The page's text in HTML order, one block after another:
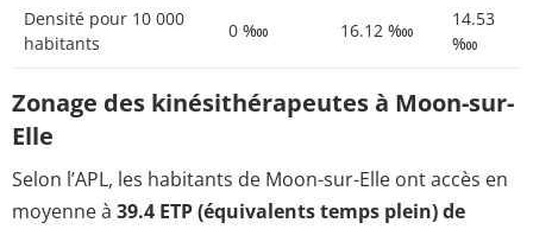
Densité pour 10 000
habitants
0 ‱ 16.12 ‱
14.53
‱
Zonage des kinésithérapeutes à Moon-sur-
Elle
Selon l’APL, les habitants de Moon-sur-Elle ont accès en
moyenne à 39.4 ETP (équivalents temps plein) de